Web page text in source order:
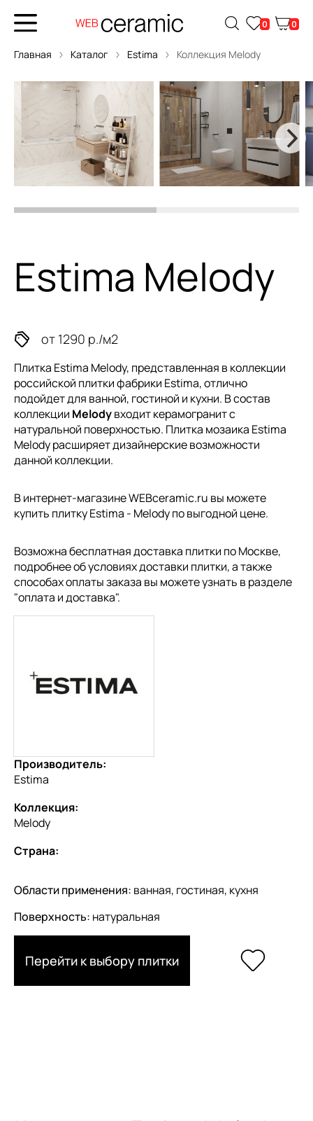
0 0
Главная Каталог Estima Коллекция Melody
Estima Melody
от 1290 р./м2
Плитка Estima Melody, представленная в коллекции
российской плиткифабрики Estima, отлично
подойдет для ванной, гостиной и кухни. В состав
коллекции Melodyвходит керамогранит с
натуральной поверхностью. Плитка мозаика Estima
Melody расширяет дизайнерские возможности
данной коллекции.
В интернет-магазине WEBceramic.ru вы можете
купить плитку Estima - Melody по выгодной цене.
Возможна бесплатная доставка плитки по Москве,
подробнее об условиях доставки плитки, а также
способах оплаты заказа вы можете узнать в разделе
"оплата и доставка".
Производитель:
Estima
Коллекция:
Melody
Страна:
Области применения: ванная, гостиная, кухня
Поверхность: натуральная
Перейти к выбору плитки